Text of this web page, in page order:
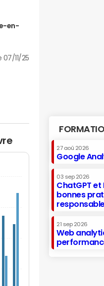
en-
07/11/25
27 aoû 2026
Google
03 sep 2026
ChatGPT et
bonnes
21 sep 2026
Web